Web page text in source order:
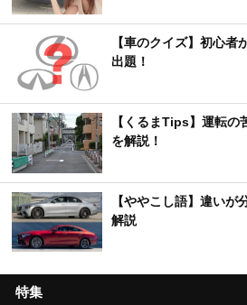
【車のクイズ】初心者
出題！
【くるまTips】運転の
を解説！
【ややこし語】違いが
解説
特集